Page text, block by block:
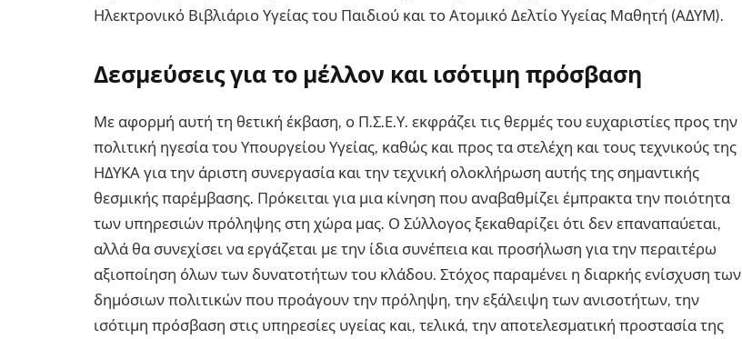
Ηλεκτρονικό Βιβλιάριο Υγείας του Παιδιού και το Ατομικό Δελτίο Υγείας Μαθητή (ΑΔΥΜ).
Δεσμεύσεις για το μέλλον και ισότιμη πρόσβαση
Με αφορμή αυτή τη θετική έκβαση, ο Π.Σ.Ε.Υ. εκφράζει τις θερμές του ευχαριστίες προς την
πολιτική ηγεσία του Υπουργείου Υγείας, καθώς και προς τα στελέχη και τους τεχνικούς της
ΗΔΥΚΑ για την άριστη συνεργασία και την τεχνική ολοκλήρωση αυτής της σημαντικής
θεσμικής παρέμβασης. Πρόκειται για μια κίνηση που αναβαθμίζει έμπρακτα την ποιότητα
των υπηρεσιών πρόληψης στη χώρα μας. Ο Σύλλογος ξεκαθαρίζει ότι δεν επαναπαύεται,
αλλά θα συνεχίσει να εργάζεται με την ίδια συνέπεια και προσήλωση για την περαιτέρω
αξιοποίηση όλων των δυνατοτήτων του κλάδου. Στόχος παραμένει η διαρκής ενίσχυση των
δημόσιων πολιτικών που προάγουν την πρόληψη, την εξάλειψη των ανισοτήτων, την
ισότιμη πρόσβαση στις υπηρεσίες υγείας και, τελικά, την αποτελεσματική προστασία της